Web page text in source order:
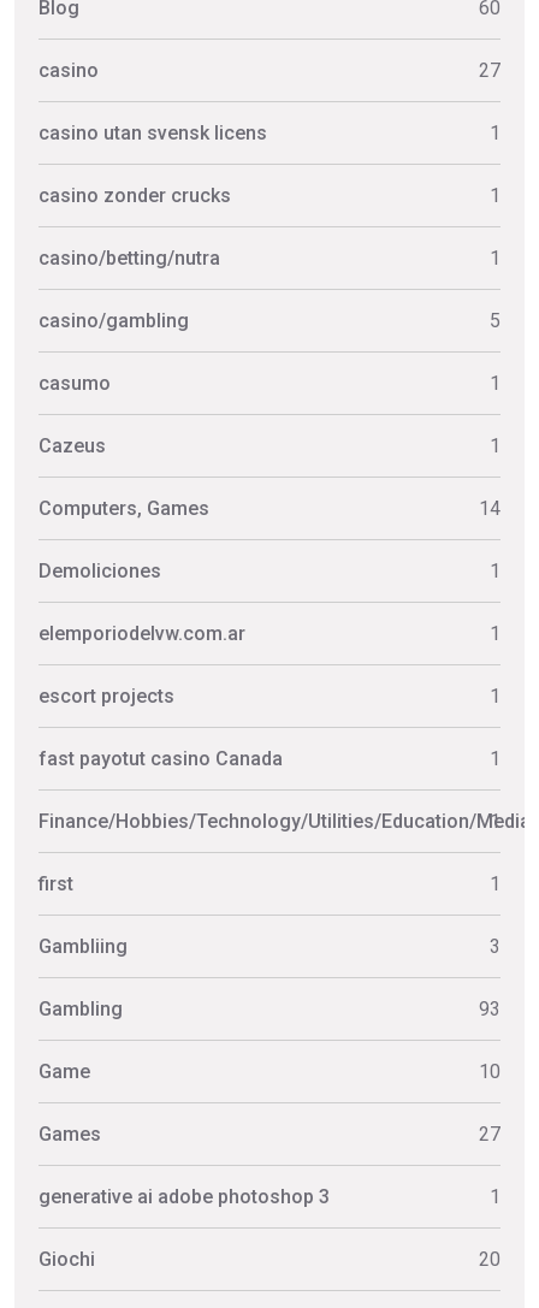
Blog 60
casino 27
casino utan svensk licens 1
casino zonder crucks 1
casino/betting/nutra 1
casino/gambling 5
casumo 1
Cazeus 1
Computers, Games 14
Demoliciones 1
elemporiodelvw.com.ar 1
escort projects 1
fast payotut casino Canada 1
Finance/Hobbies/Technology/Utilities/Education/Media
1
first 1
Gambliing 3
Gambling 93
Game 10
Games 27
generative ai adobe photoshop 3 1
Giochi 20